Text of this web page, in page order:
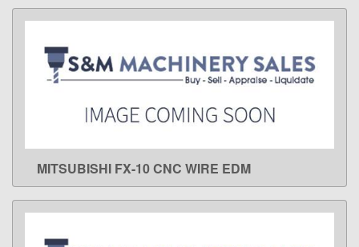
LEARN MORE
MITSUBISHI FX-10 CNC WIRE EDM